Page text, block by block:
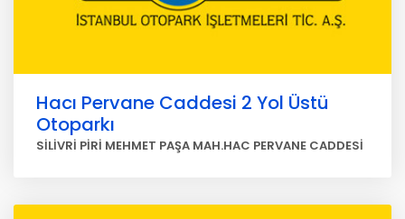
Hacı Pervane Caddesi 2 Yol Üstü
Otoparkı
SİLİVRİ PİRİ MEHMET PAŞA MAH.HAC PERVANE CADDESİ